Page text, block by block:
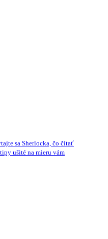
sa Sherlocka, čo čítať
ušité na mieru vám